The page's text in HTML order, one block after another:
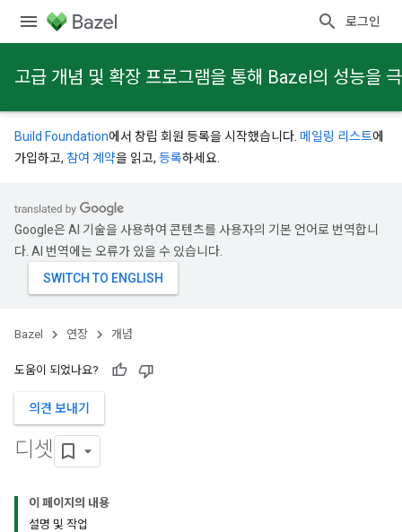
로그인
고급 개념 및 확장 프로그램을 통해 Bazel의 성능을
Build Foundation에서 창립 회원 등록을 시작했습니다. 메일링 리스트에
가입하고, 참여 계약을 읽고, 등록하세요.
Google은 AI 기술을 사용하여 콘텐츠를 사용자의 기본 언어로 번역합니
다. AI 번역에는 오류가 있을 수 있습니다.
Bazel 연장 개념
도움이 되었나요?
의견 보내기
디셋
이 페이지의 내용
설명 및 작업